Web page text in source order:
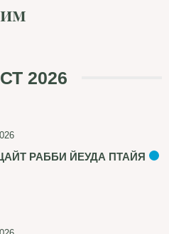
2026
РАББИ ЙЕУДА ПТАЙЯ